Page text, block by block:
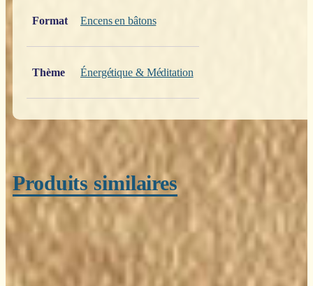
Format Encens en bâtons
Thème Énergétique & Méditation
Produits similaires